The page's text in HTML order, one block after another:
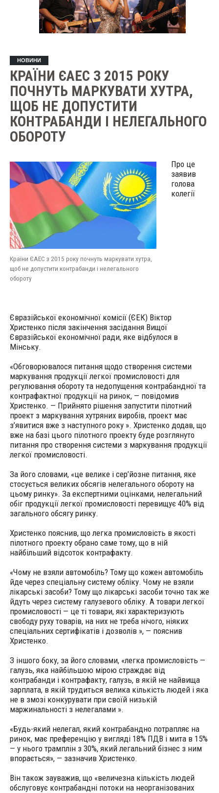
НОВИНИ
КРАЇНИ ЄАЕС З 2015 РОКУ
ПОЧНУТЬ МАРКУВАТИ ХУТРА,
ЩОБ НЕ ДОПУСТИТИ
КОНТРАБАНДИ І НЕЛЕГАЛЬНОГО
ОБОРОТУ
Країни ЄАЕС з 2015 року почнуть маркувати хутра,
щоб не допустити контрабанди і нелегального
обороту
Про це
заявив
голова
колегії
Євразійської економічної комісії (ЄЕК) Віктор
Христенко після закінчення засідання Вищої
Євразійської економічної ради, яке відбулося в
Мінську.
«Обговорювалося питання щодо створення системи
маркування продукції легкої промисловості для
регулювання обороту та недопущення контрабандної та
контрафактної продукції на ринок, — повідомив
Христенко. — Прийнято рішення запустити пілотний
проект з маркування хутряних виробів, проект має
з’явитися вже з наступного року ». Христенко додав, що
вже на базі цього пілотного проекту буде розглянуто
питання про створення системи з маркування продукції
легкої промисловості.
За його словами, «це велике і сер’йозне питання, яке
стосується великих обсягів нелегального обороту на
цьому ринку». За експертними оцінками, нелегальний
обіг продукції легкої промисловості перевищує 40% від
загального обсягу ринку.
Христенко пояснив, що легка промисловість в якості
пілотного проекту обрано саме тому, що в ній
найбільший відсоток контрафакту.
«Чому не взяли автомобіль? Тому що кожен автомобіль
йде через спеціальну систему обліку. Чому не взяли
лікарські засоби? Тому що лікарські засоби точно так же
йдуть через систему галузевого обліку. А товари легкої
промисловості — це ті товари, які характеризують
свободу руху товарів, на них не треба нічого, ніяких
спеціальних сертифікатів і дозволів », — пояснив
Христенко.
З іншого боку, за його словами, «легка промисловість —
галузь, яка найбільшою мірою страждає від
контрабанди і контрафакту, галузь, в якій не найвища
зарплата, в якій трудиться велика кількість людей і яка
не в змозі конкурувати при своїй низькій
маржинальності з нелегалами ».
«Будь-який нелегал, який контрабандно потрапляє на
ринок, має преференцію у вигляді 18% ПДВ і мита в 15%
— у нього трамплін з 30%, який легальний бізнес з ним
впорається», — зазначив Христенко.
Він також зауважив, що «величезна кількість людей
обслуговує контрабандні потоки на неорганізованих